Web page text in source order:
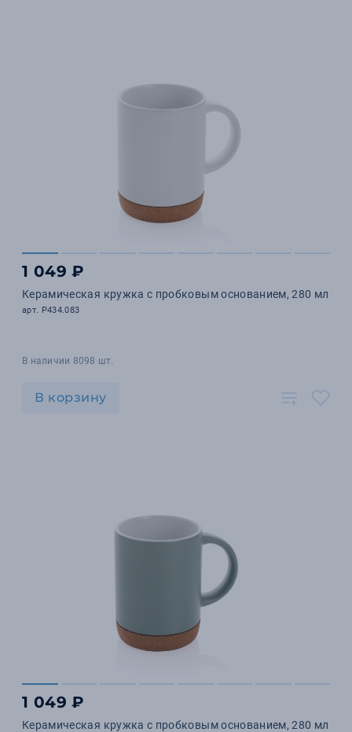
1 049 ₽
Керамическая кружка с пробковым основанием, 280 мл
арт. P434.083
В наличии 8098 шт.
В корзину
1 049 ₽
Керамическая кружка с пробковым основанием, 280 мл